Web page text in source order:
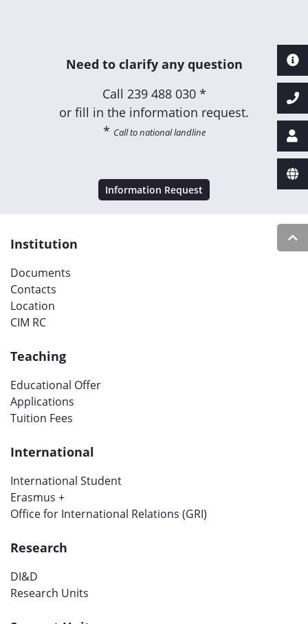
Need to clarify any question
Call 239 488 030 *
or fill in the information request.
* Call to national landline
Information Request
Institution
Documents
Contacts
Location
CIM RC
Teaching
Educational Offer
Applications
Tuition Fees
International
International Student
Erasmus +
Office for International Relations (GRI)
Research
DI&D
Research Units